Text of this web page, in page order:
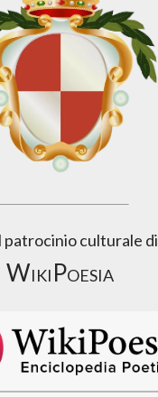
patrocinio culturale di
WikiPoesia